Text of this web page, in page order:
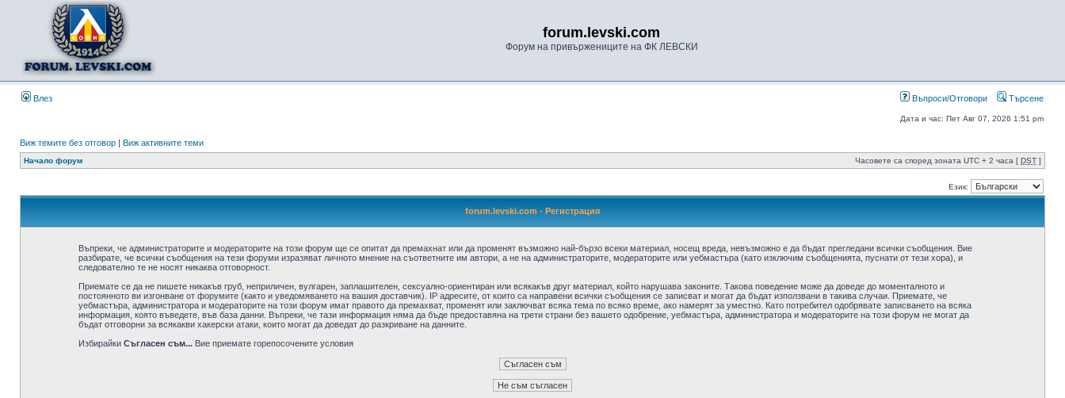
forum.levski.com
Форум на привържениците на ФК ЛЕВСКИ
Влез Въпроси/Отговори Търсене
Дата и час: Пет Авг 07, 2026 1:51 pm
Виж темите без отговор | Виж активните теми
Начало форум Часовете са според зоната UTC + 2 часа [ DST ]
Език:
forum.levski.com - Регистрация
Въпреки, че администраторите и модераторите на този форум ще се опитат да премахнат или да променят възможно най-бързо всеки материал, носещ вреда, невъзможно е да бъдат прегледани всички съобщения. Вие
разбирате, че всички съобщения на тези форуми изразяват личното мнение на съответните им автори, а не на администраторите, модераторите или уебмастъра (като изключим съобщенията, пуснати от тези хора), и
следователно те не носят никаква отговорност.
Приемате се да не пишете никакъв груб, неприличен, вулгарен, заплашителен, сексуално-ориентиран или всякакъв друг материал, който нарушава законите. Такова поведение може да доведе до моменталното и
постоянното ви изгонване от форумите (както и уведомяването на вашия доставчик). IP адресите, от които са направени всички съобщения се записват и могат да бъдат използвани в такива случаи. Приемате, че
уебмастъра, администратора и модераторите на този форум имат правото да премахват, променят или заключват всяка тема по всяко време, ако намерят за уместно. Като потребител одобрявате записването на всяка
информация, която въведете, във база данни. Въпреки, че тази информация няма да бъде предоставяна на трети страни без вашето одобрение, уебмастъра, администратора и модераторите на този форум не могат да
бъдат отговорни за всякакви хакерски атаки, които могат да доведат до разкриване на данните.
Избирайки Съгласен съм...Вие приемате горепосочените условия